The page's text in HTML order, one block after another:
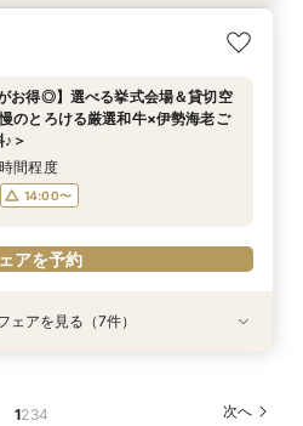
＆ファミリー婚に》個室もOK！安
14:00〜
アを予約
緒に♪》広大な敷地を貸切＆憧れ挙
典
14:00〜
アを予約
ディング限定】一軒家を貸切見学×
★*
14:00〜
アを予約
底省略！】「やらなくてもいい」か
スタイル結婚式
14:00〜
アを予約
がお得◎】選べる挙式会場＆貸切空
のとろける厳選和牛×伊勢海老ご
＞
間程度
14:00〜
アを予約
スタイル結婚式
OK！
典
間程度
付◎
◎
ェアを見る（7件）
1234 次へ